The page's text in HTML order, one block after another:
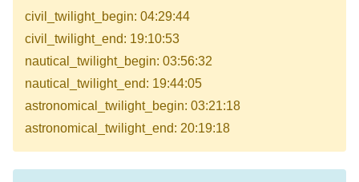
civil_twilight_begin: 04:29:44
civil_twilight_end: 19:10:53
nautical_twilight_begin: 03:56:32
nautical_twilight_end: 19:44:05
astronomical_twilight_begin: 03:21:18
astronomical_twilight_end: 20:19:18